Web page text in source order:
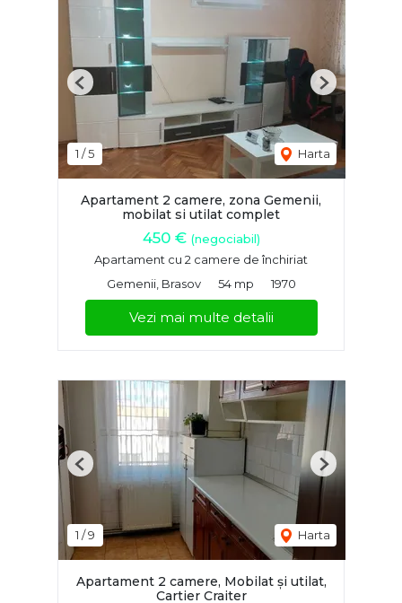
1 /5 Harta
Previous Next
Apartament 2 camere, zona Gemenii,
mobilat si utilat complet
450 € (negociabil)
Apartament cu 2 camere de închiriat
Gemenii, Brasov
54 mp 1970
Vezi mai multe detalii
1 /9 Harta
Previous Next
Apartament 2 camere, Mobilat și utilat,
Cartier Craiter